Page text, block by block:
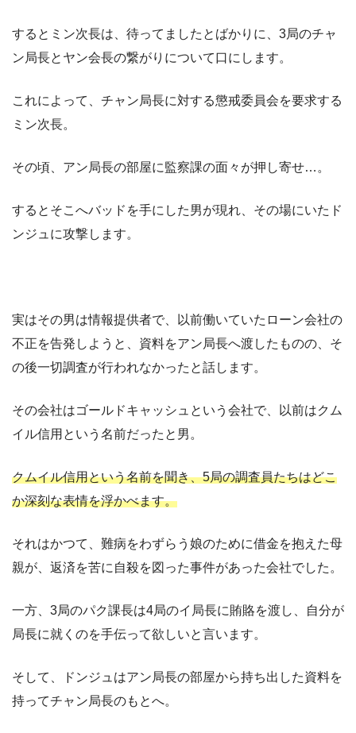
するとミン次長は、待ってましたとばかりに、3局のチャ
ン局長とヤン会長の繋がりについて口にします。
これによって、チャン局長に対する懲戒委員会を要求する
ミン次長。
その頃、アン局長の部屋に監察課の面々が押し寄せ…。
するとそこへバッドを手にした男が現れ、その場にいたド
ンジュに攻撃します。
実はその男は情報提供者で、以前働いていたローン会社の
不正を告発しようと、資料をアン局長へ渡したものの、そ
の後一切調査が行われなかったと話します。
その会社はゴールドキャッシュという会社で、以前はクム
イル信用という名前だったと男。
クムイル信用という名前を聞き、5局の調査員たちはどこ
か深刻な表情を浮かべます。
それはかつて、難病をわずらう娘のために借金を抱えた母
親が、返済を苦に自殺を図った事件があった会社でした。
一方、3局のパク課長は4局のイ局長に賄賂を渡し、自分が
局長に就くのを手伝って欲しいと言います。
そして、ドンジュはアン局長の部屋から持ち出した資料を
持ってチャン局長のもとへ。